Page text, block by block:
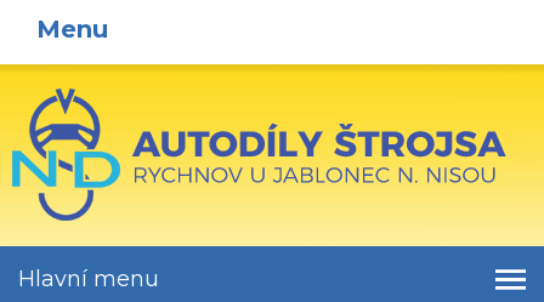
Menu
Hlavní menu